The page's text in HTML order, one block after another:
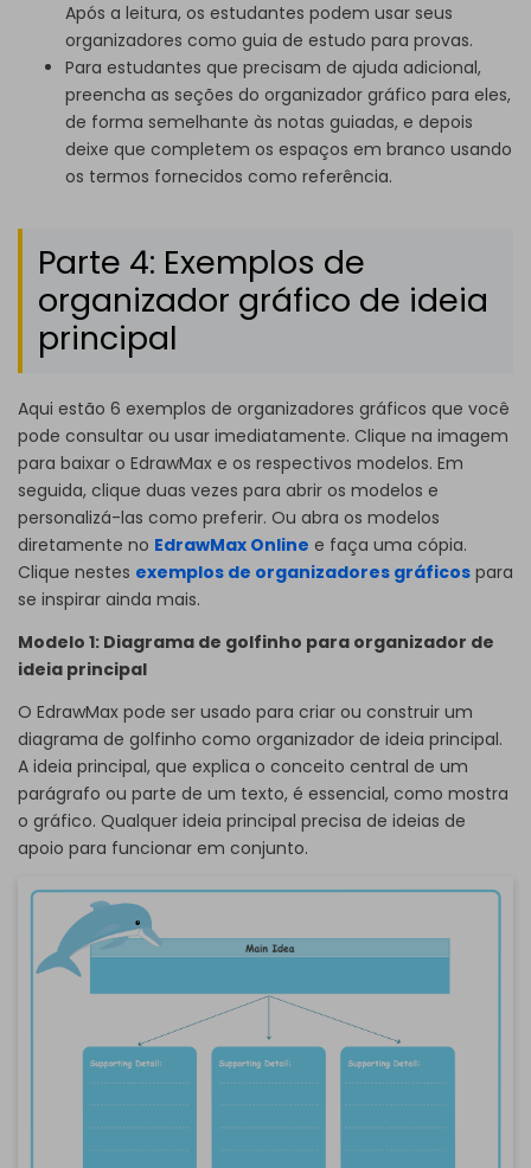
Após a leitura, os estudantes podem usar seus
organizadores como guia de estudo para provas.
Para estudantes que precisam de ajuda adicional,
preencha as seções do organizador gráfico para eles,
de forma semelhante às notas guiadas, e depois
deixe que completem os espaços em branco usando
os termos fornecidos como referência.
Parte 4: Exemplos de
organizador gráfico de ideia
principal
Aqui estão 6 exemplos de organizadores gráficos que você
pode consultar ou usar imediatamente. Clique na imagem
para baixar o EdrawMax e os respectivos modelos. Em
seguida, clique duas vezes para abrir os modelos e
personalizá-las como preferir. Ou abra os modelos
diretamente no EdrawMax Online e faça uma cópia.
Clique nestes exemplos de organizadores gráficos para
se inspirar ainda mais.
Modelo 1: Diagrama de golfinho para organizador de
ideia principal
O EdrawMax pode ser usado para criar ou construir um
diagrama de golfinho como organizador de ideia principal.
A ideia principal, que explica o conceito central de um
parágrafo ou parte de um texto, é essencial, como mostra
o gráfico. Qualquer ideia principal precisa de ideias de
apoio para funcionar em conjunto.